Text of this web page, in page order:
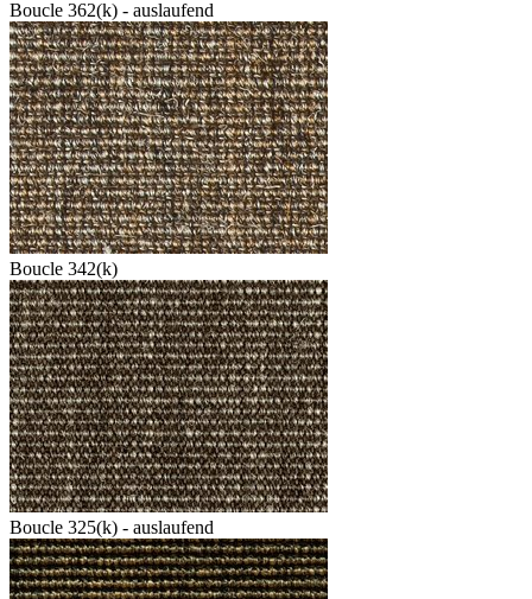
Boucle 362(k) - auslaufend
Boucle 342(k)
Boucle 325(k) - auslaufend